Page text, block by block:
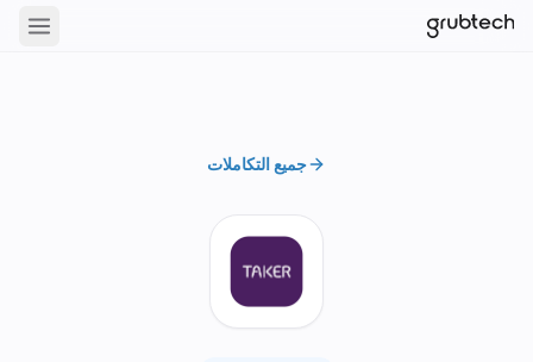
جميع التكاملات